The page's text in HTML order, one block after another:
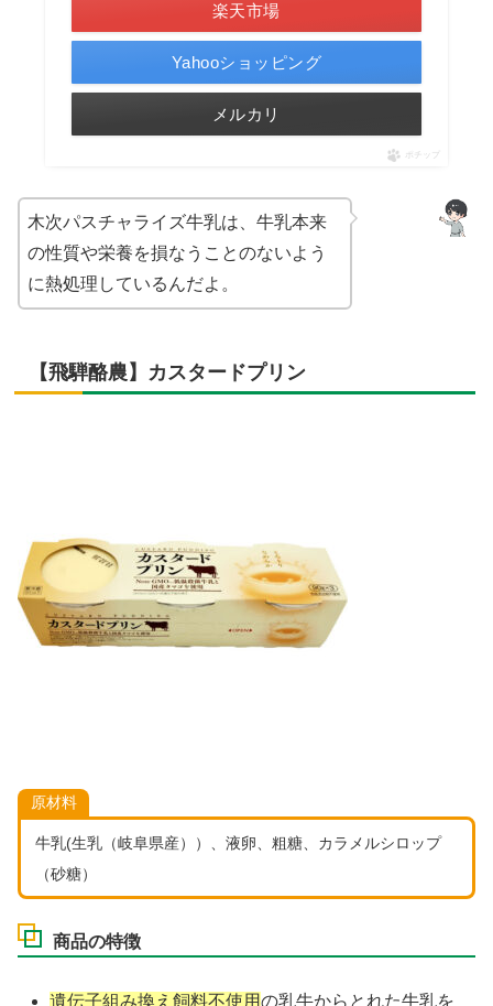
楽天市場
Yahooショッピング
メルカリ
ポチップ
木次パスチャライズ牛乳は、牛乳本来
の性質や栄養を損なうことのないよう
に熱処理しているんだよ。
【飛騨酪農】カスタードプリン
原材料
牛乳(生乳（岐阜県産））、液卵、粗糖、カラメルシロップ
（砂糖）
商品の特徴
遺伝子組み換え飼料不使用の乳牛からとれた牛乳を